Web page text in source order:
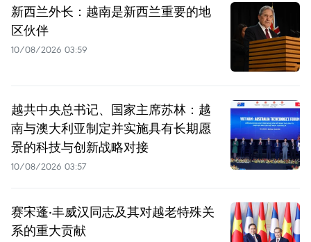
新西兰外长：越南是新西兰重要的地
区伙伴
10/08/2026 03:59
越共中央总书记、国家主席苏林：越
南与澳大利亚制定并实施具有长期愿
景的科技与创新战略对接
10/08/2026 03:57
赛宋蓬·丰威汉同志及其对越老特殊关
系的重大贡献